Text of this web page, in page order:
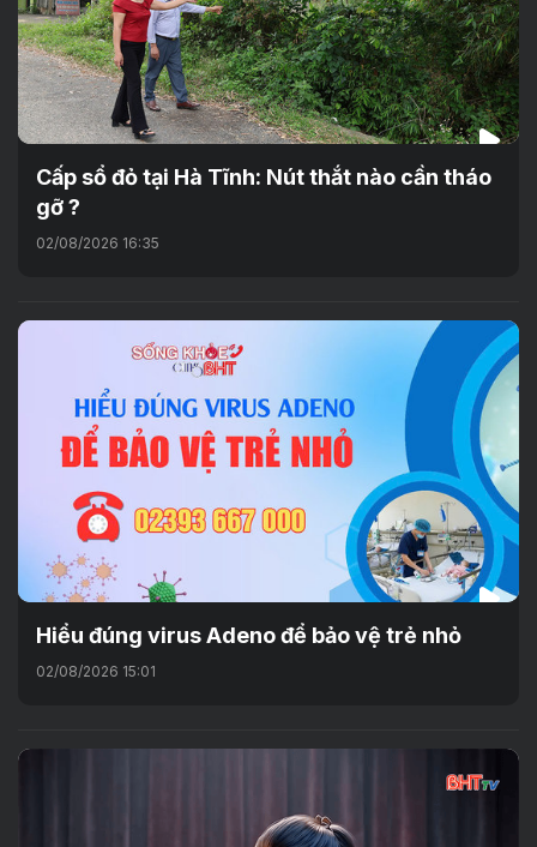
Cấp sổ đỏ tại Hà Tĩnh: Nút thắt nào cần tháo
gỡ ?
02/08/2026 16:35
Hiểu đúng virus Adeno để bảo vệ trẻ nhỏ
02/08/2026 15:01